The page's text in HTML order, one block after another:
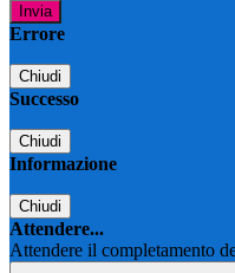
Errore
Chiudi
Successo
Chiudi
Informazione
Chiudi
Attendere...
Attendere il completamento